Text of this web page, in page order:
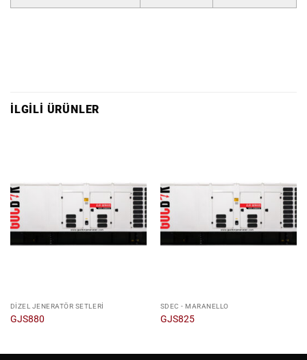
İLGILI ÜRÜNLER
DIZEL JENERATÖR SETLERI
GJS880
SDEC - MARANELLO
GJS825